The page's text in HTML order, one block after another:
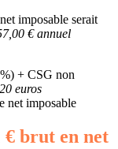
imposable serait
€ annuel
+ CSG non
20 euros
net imposable
€ brut en net